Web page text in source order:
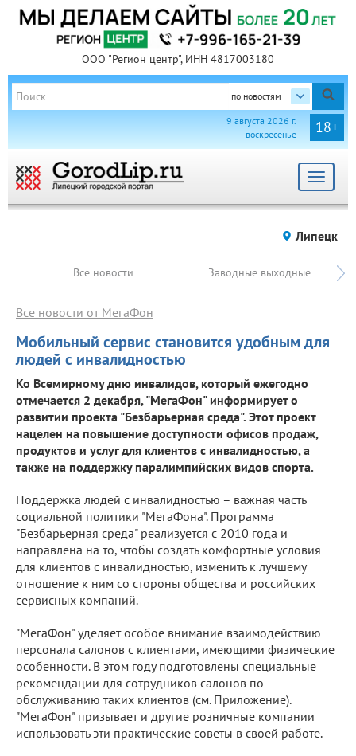
ООО "Регион центр", ИНН 4817003180
по новостям
18+
9 августа 2026 г.
воскресенье
Toggle
Липецк
Все новости Заводные выходные
Мобильный сервис становится удобным для
людей с инвалидностью
Все новости от МегаФон
Ко Всемирному дню инвалидов, который ежегодно
отмечается 2 декабря, "МегаФон" информирует о
развитии проекта "Безбарьерная среда". Этот проект
нацелен на повышение доступности офисов продаж,
продуктов и услуг для клиентов с инвалидностью, а
также на поддержку паралимпийских видов спорта.
Поддержка людей с инвалидностью – важная часть
социальной политики "МегаФона". Программа
"Безбарьерная среда" реализуется с 2010 года и
направлена на то, чтобы создать комфортные условия
для клиентов с инвалидностью, изменить к лучшему
отношение к ним со стороны общества и российских
сервисных компаний.
"МегаФон" уделяет особое внимание взаимодействию
персонала салонов с клиентами, имеющими физические
особенности. В этом году подготовлены специальные
рекомендации для сотрудников салонов по
обслуживанию таких клиентов (см. Приложение).
"МегаФон" призывает и другие розничные компании
использовать эти практические советы в своей работе.